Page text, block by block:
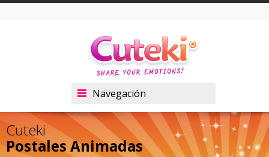
Navegación
Cuteki
Postales Animadas